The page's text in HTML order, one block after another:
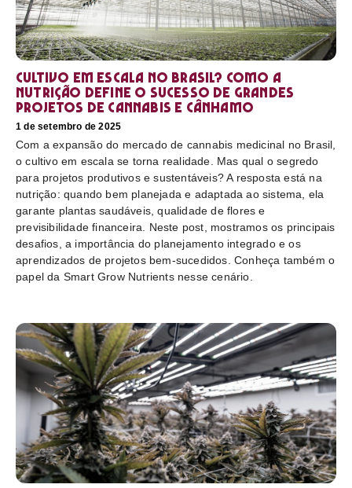
Cultivo em escala no Brasil? Como a
nutrição define o sucesso de grandes
projetos de cannabis e cânhamo
1 de setembro de 2025
Com a expansão do mercado de cannabis medicinal no Brasil,
o cultivo em escala se torna realidade. Mas qual o segredo
para projetos produtivos e sustentáveis? A resposta está na
nutrição: quando bem planejada e adaptada ao sistema, ela
garante plantas saudáveis, qualidade de flores e
previsibilidade financeira. Neste post, mostramos os principais
desafios, a importância do planejamento integrado e os
aprendizados de projetos bem-sucedidos. Conheça também o
papel da Smart Grow Nutrients nesse cenário.